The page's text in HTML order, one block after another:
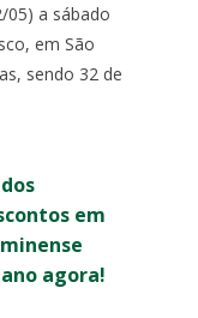
05) a sábado
em São
sendo 32 de
em
agora!